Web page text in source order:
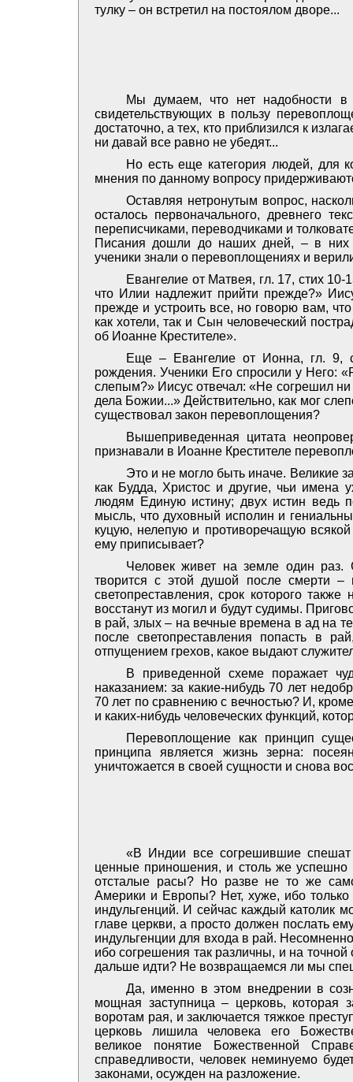
тулку – он встретил на постоялом дворе...
Мы думаем, что нет надобности в
свидетельствующих в пользу
достаточно, а тех, кто приблизился к
ни давай ­все равно не убедят...
Но есть еще категория людей, для
мнения по данному вопросу
Оставляя нетронутым вопрос,
осталось первоначального, древнего
переписчиками, переводчиками и
Писания дошли до наших дней, – в них
ученики знали о перевоплощениях и
Евангелие от Матвея, гл. 17, стих
что Илии надлежит прийти прежде?»
прежде и устроить все, но говорю вам,
как хотели, так и Сын человеческий
об Иоанне Крестителе».
Еще – Евангелие от Ионна, гл. 9,
рождения. Ученики Его спросили у Него:
слепым?» Иисус отвечал: «Не согрешил ни
дела Божии...» Действительно, как мог
существовал закон перевоплощения?
Вышеприведенная цитата
признавали в Иоанне Крестителе
Это и не могло быть иначе. Великие
как Будда, Христос и другие, чьи имена
людям Единую истину; двух истин ведь
мысль, что духовный исполин и
куцую, нелепую и противоречащую
ему приписывает?
Человек живет на земле один раз.
творится с этой душой после смерти –
светопреставления, срок которого
восстанут из могил и будут судимы.
в рай, злых – на вечные времена в ад на
после светопреставления попасть в
отпущением грехов, какое выдают
В приведенной схеме поражает
наказанием: за какие-нибудь 70 лет
70 лет по сравнению с вечностью? И,
и каких-нибудь человеческих функций,
Перевоплощение как принцип
принципа является жизнь зерна:
уничтожается в своей сущности и снова
«В Индии все согрешившие спешат
ценные приношения, и столь же
отсталые расы? Но разве не то же
Америки и Европы? Нет, хуже, ибо только
индульгенций. И сейчас каждый католик
главе церкви, а просто должен послать
индульгенции для входа в рай.
ибо согрешения так различны, и на
дальше идти? Не возвращаемся ли мы
Да, именно в этом внедрении в
мощная заступница – церковь, которая
воротам рая, и заключается тяжкое
церковь лишила человека его
великое понятие Божественной
справедливости, человек неминуемо
законами, осужден на разложение.